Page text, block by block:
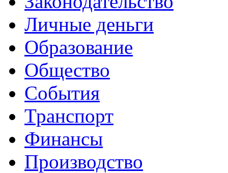
Личные деньги
Образование
Общество
События
Транспорт
Финансы
Производство